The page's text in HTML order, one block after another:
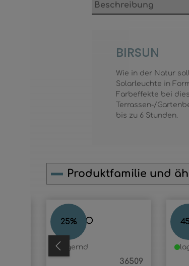
Beschreibung
BIRSUN
Wie in der Natur
Solarleuchte in
Farbeffekte bei
Terrassen-/
bis zu 6 Stunden.
Produktfamilie und
Produktgalerie überspringen
25%
VOTARO
36509
lagernd
45